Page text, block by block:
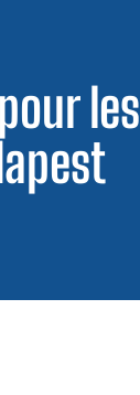
les